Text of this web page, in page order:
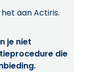
aan Actiris.
je niet
die